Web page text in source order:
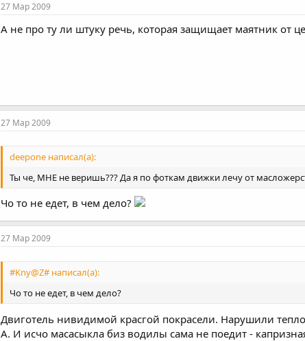
27 Мар 2009
А не про ту ли штуку речь, которая защищает маятник от
27 Мар 2009
deepone написал(а):
Ты че, МНЕ не веришь??? Да я по фоткам движки лечу от
Чо то не едет, в чем дело?
27 Мар 2009
#Kny@Z# написал(а):
Чо то не едет, в чем дело?
Двиготель нивидимой красгой покрасели. Нарушили
А. И исчо масасыкла биз водилы сама не поедит -